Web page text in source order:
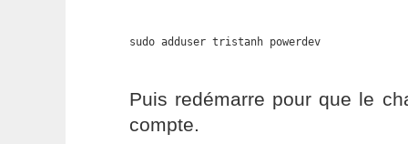
sudo adduser tristanh powerdev
Puis redémarre pour que le
compte.